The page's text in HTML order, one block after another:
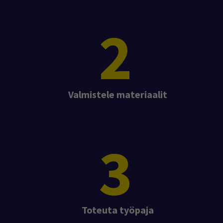
Valmistele materiaalit
2
Toteuta työpaja
3